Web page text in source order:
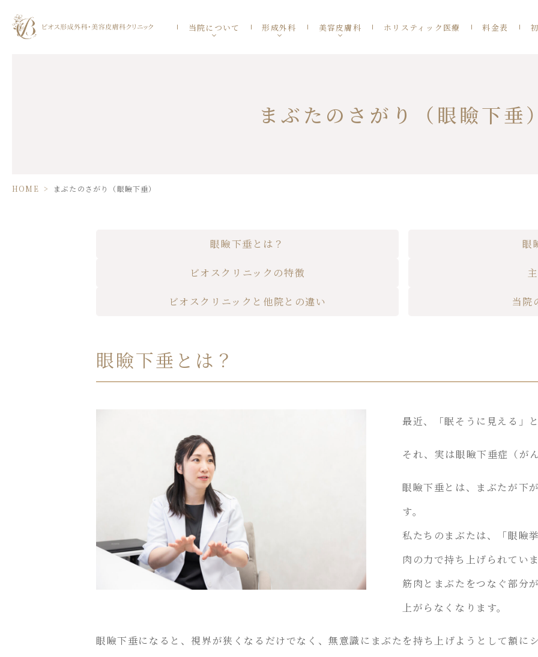
当院について 形成外科 美容皮膚科 ホリスティック医療 料金表
まぶたのさがり（眼瞼下垂）
HOME > まぶたのさがり（眼瞼下垂）
眼瞼下垂とは？ 眼
ビオスクリニックの特徴
ビオスクリニックと他院との違い 当院
眼瞼下垂とは？
最近、「眠そうに見える」
それ、実は眼瞼下垂症（が
眼瞼下垂とは、まぶたが下
す。
私たちのまぶたは、「眼瞼
肉の力で持ち上げられてい
筋肉とまぶたをつなぐ部分
上がらなくなります。
眼瞼下垂になると、視界が狭くなるだけでなく、無意識にまぶたを持ち上げようとして額に